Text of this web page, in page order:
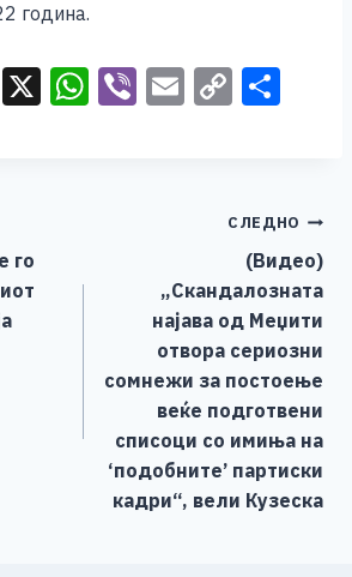
година.
T X W Vi E C
Li
n
k
го
СЛЕДНО
(Видео)
„Скандалозната
најава од Меџити
отвора сериозни
сомнежи за постоење
веќе подготвени
списоци со имиња на
‘подобните’ партиски
кадри“, вели Кузеска